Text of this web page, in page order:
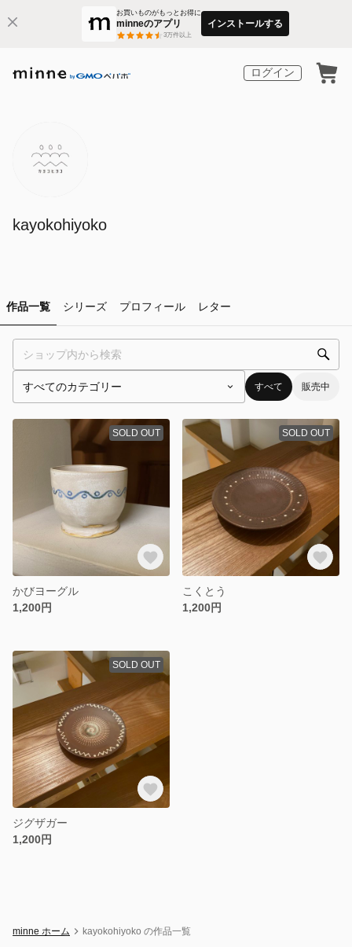
お買いものがもっとお得に
minneのアプリ
3万件以上
インストールする
ログイン
kayokohiyoko
作品一覧 シリーズ プロフィール レター
すべて 販売中
SOLD OUT
かびヨーグル
1,200円
SOLD OUT
こくとう
1,200円
SOLD OUT
ジグザガー
1,200円
minne ホーム kayokohiyoko の作品一覧